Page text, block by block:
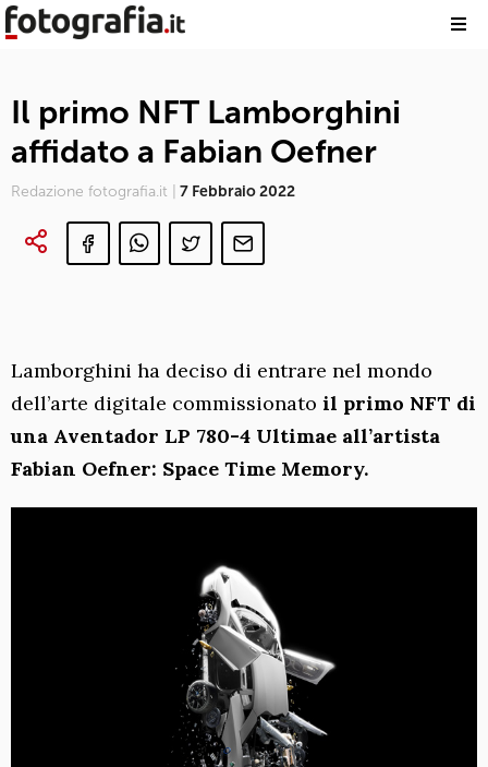
Il primo NFT Lamborghini
affidato a Fabian Oefner
Redazione fotografia.it | 7 Febbraio 2022
Lamborghini ha deciso di entrare nel mondo
dell’arte digitale commissionato il primo NFT di
una Aventador LP 780-4 Ultimae all’artista
Fabian Oefner: Space Time Memory.